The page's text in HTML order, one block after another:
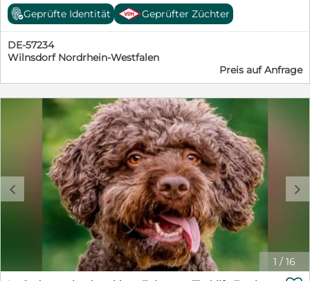
Geprüfte Identität Geprüfter Züchter
DE-57234
Wilnsdorf Nordrhein-Westfalen
Preis auf Anfrage
1 / 16
c d